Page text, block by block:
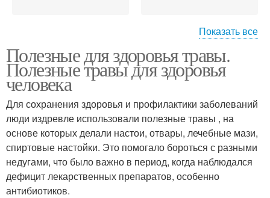
Травы для организма Женские травы
Травы для женского
здоровья
Сильные травы
Травы в июле
Показать все
Полезные для здоровья травы.
Полезные травы для здоровья
человека
Для сохранения здоровья и профилактики заболеваний
люди издревле использовали полезные травы , на
основе которых делали настои, отвары, лечебные мази,
спиртовые настойки. Это помогало бороться с разными
недугами, что было важно в период, когда наблюдался
дефицит лекарственных препаратов, особенно
антибиотиков.